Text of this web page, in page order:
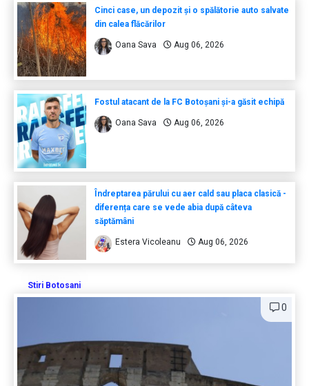
Cinci case, un depozit și o spălătorie auto salvate
din calea flăcărilor
Oana Sava Aug 06, 2026
Fostul atacant de la FC Botoșani și-a găsit echipă
Oana Sava Aug 06, 2026
Îndreptarea părului cu aer cald sau placa clasică -
diferența care se vede abia după câteva
săptămâni
Estera Vicoleanu Aug 06, 2026
Stiri Botosani
0